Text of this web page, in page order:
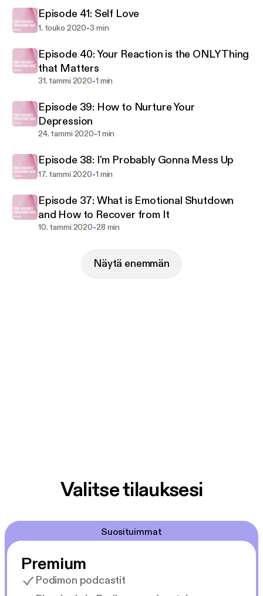
Episode 41: Self Love
1. touko 2020-3 min
Episode 40: Your Reaction is the ONLY Thing
that Matters
31. tammi 2020-1 min
Episode 39: How to Nurture Your
Depression
24. tammi 2020-1 min
Episode 38: I'm Probably Gonna Mess Up
17. tammi 2020-1 min
Episode 37: What is Emotional Shutdown
and How to Recover from It
10. tammi 2020-28 min
Näytä enemmän
Valitse tilauksesi
Suosituimmat
Premium
Podimon podcastit